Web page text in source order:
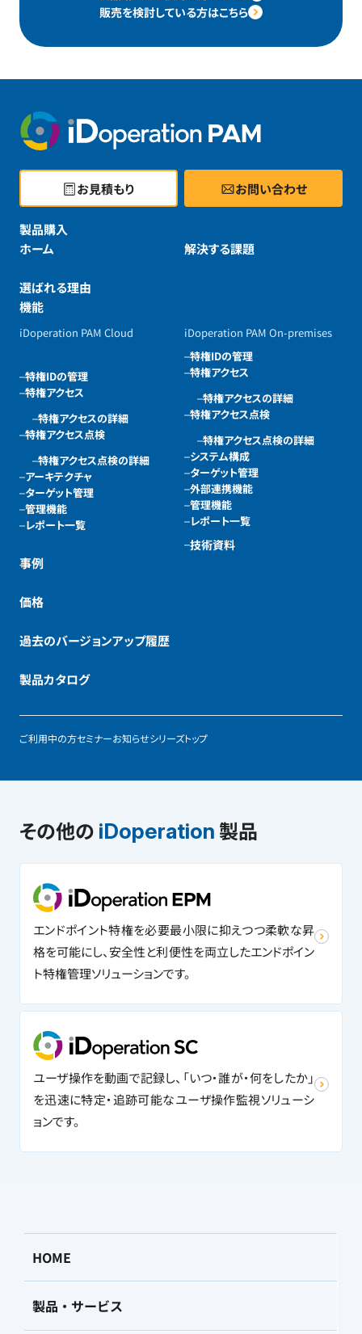
販売を検討している方はこちら
お見積もり お問い合わせ
製品購入
ホーム
解決する課題
選ばれる理由
機能
iDoperation PAM Cloud
特権IDの管理
特権アクセス
特権アクセスの詳細
特権アクセス点検
特権アクセス点検の詳細
アーキテクチャ
ターゲット管理
管理機能
レポート一覧
iDoperation PAM On-premises
特権IDの管理
特権アクセス
特権アクセスの詳細
特権アクセス点検
特権アクセス点検の詳細
システム構成
ターゲット管理
外部連携機能
管理機能
レポート一覧
技術資料
事例
価格
過去のバージョンアップ履歴
製品カタログ
ご利用中の方セミナーお知らせシリーズトップ
その他の iDoperation 製品
エンドポイント特権を必要最小限に抑えつつ柔軟な昇
格を可能にし、安全性と利便性を両立したエンドポイン
ト特権管理ソリューションです。
ユーザ操作を動画で記録し、「いつ・誰が・何をしたか」
を迅速に特定・追跡可能なユーザ操作監視ソリューシ
ョンです。
HOME
製品・サービス